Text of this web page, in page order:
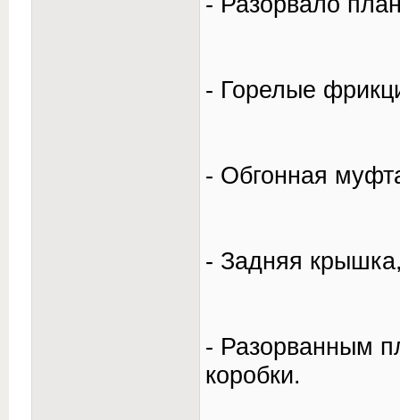
- Горелые
- Обгонная
- Задняя
- Разорванным
коробки.